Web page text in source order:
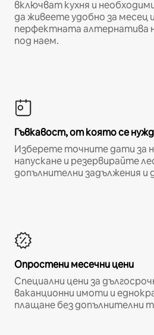
включват кухня и
да живеете удобно за месец
перфектната алтернатива
под наем.
Гъвкавост, от която се
Изберете точните дати за
напускане и резервирайте
допълнителни задължения и
Опростени месечни цени
Специални цени за
ваканционни имоти и
плащане без допълнителни